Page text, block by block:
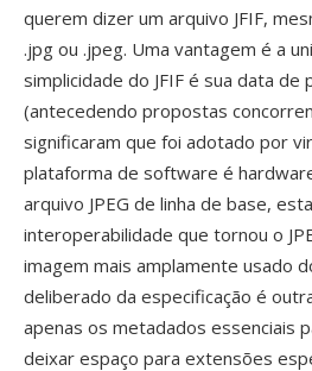
querem dizer um arquivo JFIF,
.jpg ou .jpeg. Uma vantagem é a
simplicidade do JFIF é sua data de
(antecedendo propostas
significaram que foi adotado por
plataforma de software é
arquivo JPEG de linha de base,
interoperabilidade que tornou o
imagem mais amplamente usado
deliberado da especificação é
apenas os metadados essenciais
deixar espaço para extensões